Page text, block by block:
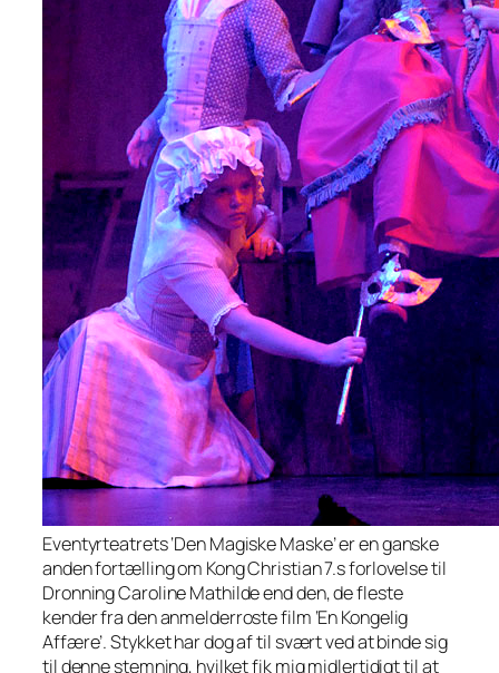
Eventyrteatrets ‘Den Magiske Maske’ er en ganske
anden fortælling om Kong Christian 7.s forlovelse til
Dronning Caroline Mathilde end den, de fleste
kender fra den anmelderroste film ‘En Kongelig
Affære’. Stykket har dog af til svært ved at binde sig
til denne stemning, hvilket fik mig midlertidigt til at